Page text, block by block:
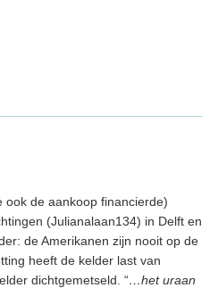
ook de aankoop financierde)
(Julianalaan134) in Delft en
de Amerikanen zijn nooit op de
heeft de kelder last van
dichtgemetseld. “…het uraan